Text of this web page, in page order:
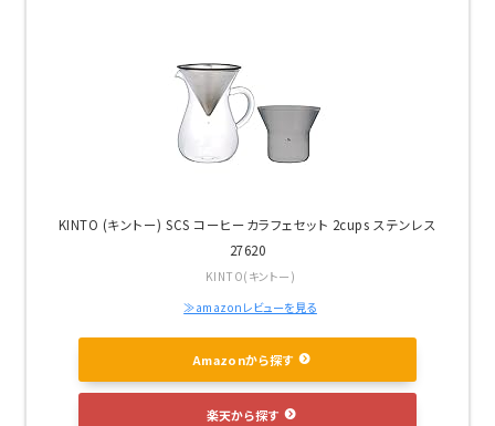
KINTO (キントー) SCS コーヒーカラフェセット 2cups ステンレス
27620
KINTO(キントー)
≫amazonレビューを見る
Amazonから探す
楽天から探す